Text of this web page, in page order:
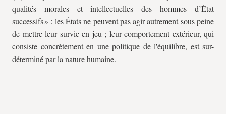
qualités morales et intellectuelles des hommes d’État
successifs » : les États ne peuvent pas agir autrement sous peine
de mettre leur survie en jeu ; leur comportement extérieur, qui
consiste concrètement en une politique de l'équilibre, est sur-
déterminé par la nature humaine.